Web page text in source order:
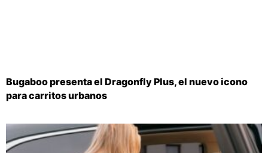
Bugaboo presenta el Dragonfly Plus, el nuevo icono
para carritos urbanos